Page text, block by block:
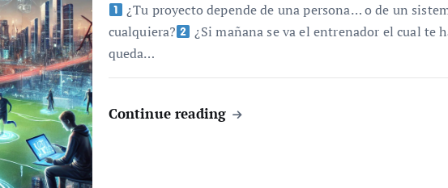
¿Tu proyecto depende de una persona… o de un
cualquiera?
¿Si mañana se va el entrenador el cual te
queda…
Continue reading